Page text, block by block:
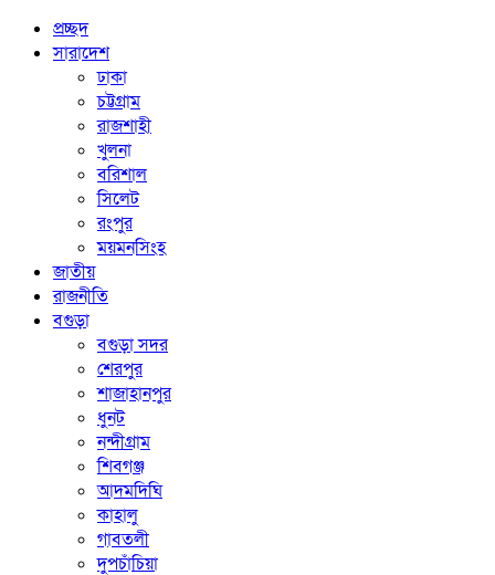
প্রচ্ছদ
সারাদেশ
ঢাকা
চট্টগ্রাম
রাজশাহী
খুলনা
বরিশাল
সিলেট
রংপুর
ময়মনসিংহ
জাতীয়
রাজনীতি
বগুড়া
বগুড়া সদর
শেরপুর
শাজাহানপুর
ধুনট
নন্দীগ্রাম
শিবগঞ্জ
আদমদিঘি
কাহালু
গাবতলী
দুপচাঁচিয়া